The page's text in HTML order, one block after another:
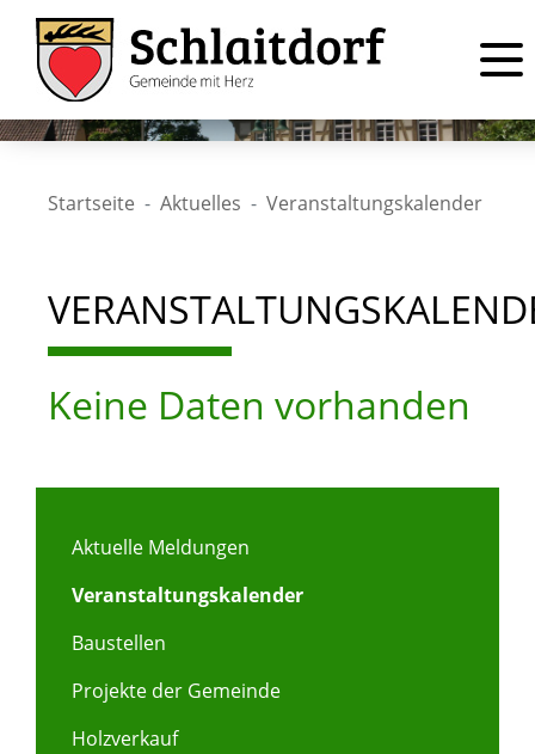
Startseite Aktuelles Veranstaltungskalender
Keine Daten vorhanden
Aktuelle Meldungen
Veranstaltungskalender
Baustellen
Projekte der Gemeinde
Holzverkauf